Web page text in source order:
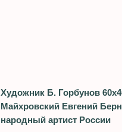
Художник Б. Горбунов
Майхровский Евгений
народный артист России